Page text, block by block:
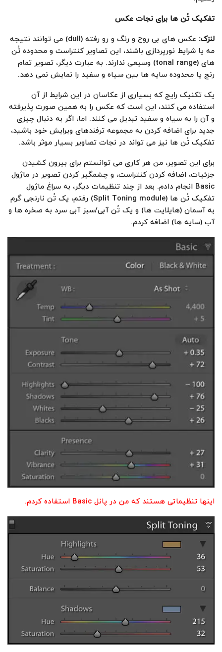
تفکیک تُن ها برای نجات عکس
لنزک:
عکس های بی روح و رنگ و رو رفته (dull) می توانند نتیجه
مه یا شرایط نورپردازی باشند، این تصاویر کنتراست و محدوده تُن
های (tonal range) وسیعی ندارند. به عبارت دیگر، تصویر تمام
رنج یا محدوده سایه ها بین سیاه و سفید را نمایش نمی دهد.
یک تکنیک رایج که بسیاری از عکاسان در این شرایط از آن
استفاده می کنند، این است که عکس را به همین صورت پذیرفته
و آن را به سیاه و سفید تبدیل می کنند. اما، اگر به دنبال چیزی
جدید برای اضافه کردن به مجموعه ترفندهای ویرایش خود باشید،
تفکیک تُن ها نیز می تواند در نجات تصاویر بسیار موثر باشد.
برای این تصویر، من هر کاری می توانستم برای بیرون کشیدن
جزئیات، اضافه کردن کنتراست، و چشمگیر کردن تصویر در ماژول
Basic انجام دادم. بعد از چند تنظیمات دیگر، به سراغ ماژول
تفکیک تُن ها (Split Toning module) رفتم، یک تُن نارنجی گرم
به آسمان (هایلایت ها) و یک تُن آبی/سبز آبی سرد به صخره ها و
آب (سایه ها) اضافه کردم.
اینها تنظیماتی هستند که من در پانل Basic استفاده کردم.